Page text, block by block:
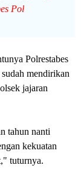
Pol
Polrestabes
mendirikan
jajaran
tahun nanti
kekuatan
tuturnya.